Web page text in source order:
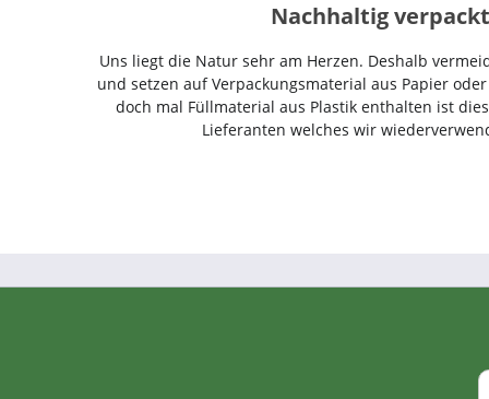
Nachhaltig
Uns liegt die Natur sehr am Herzen. Deshalb
und setzen auf Verpackungsmaterial aus Papier
doch mal Füllmaterial aus Plastik enthalten ist
Lieferanten welches wir